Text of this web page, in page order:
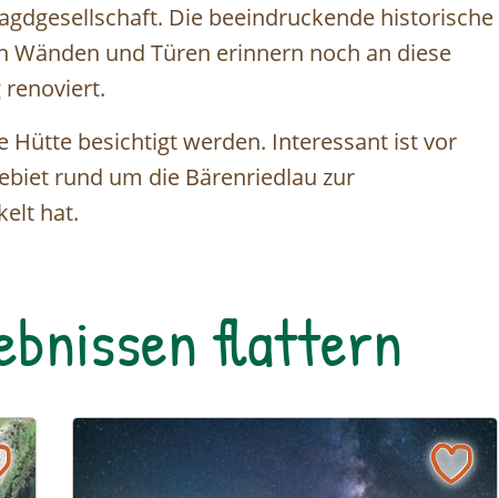
Die beeindruckende historische
und Türen erinnern noch an diese
renoviert.
Hütte besichtigt werden. Interessant ist vor
rund um die Bärenriedlau zur
hat.
flattern